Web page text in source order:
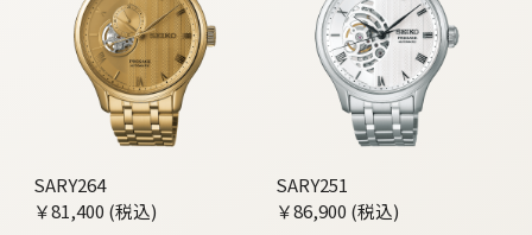
SARY264
￥81,400 (税込)
SARY251
￥86,900 (税込)